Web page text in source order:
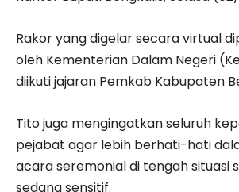
Rakor yang digelar secara virtual
oleh Kementerian Dalam Negeri
diikuti jajaran Pemkab Kabupaten
Tito juga mengingatkan seluruh
pejabat agar lebih berhati-hati
acara seremonial di tengah situasi
sedang sensitif.